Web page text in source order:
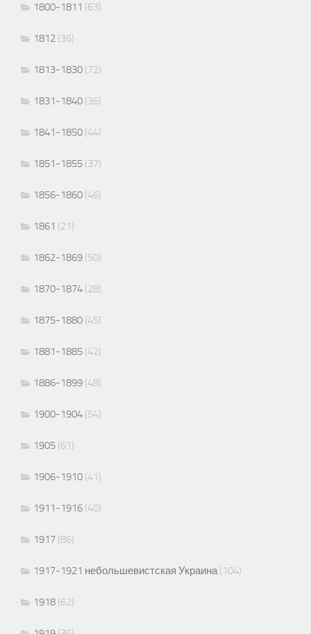
1800-1811 (63)
1812 (36)
1813-1830 (72)
1831-1840 (36)
1841-1850 (44)
1851-1855 (37)
1856-1860 (46)
1861 (21)
1862-1869 (50)
1870-1874 (28)
1875-1880 (45)
1881-1885 (42)
1886-1899 (48)
1900-1904 (54)
1905 (61)
1906-1910 (41)
1911-1916 (40)
1917 (86)
1917-1921 небольшевистская Украина(104)
1918 (62)